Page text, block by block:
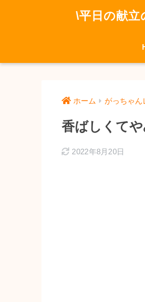
\平日の献
ホーム がっちゃん
香ばしくて
2022年8月20日